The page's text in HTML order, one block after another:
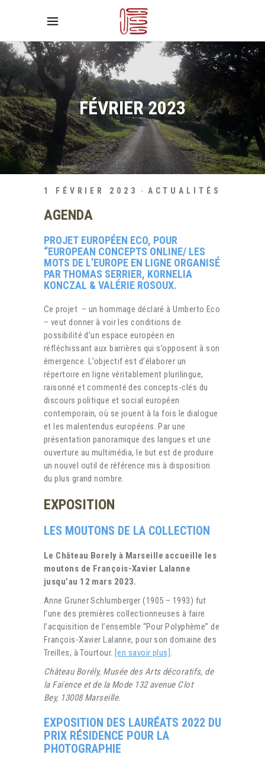
FÉVRIER 2023
1 FÉVRIER 2023 ACTUALITÉS
AGENDA
PROJET EUROPÉEN ECO, POUR
“EUROPEAN CONCEPTS ONLINE/ LES
MOTS DE L’EUROPE EN LIGNE ORGANISÉ
PAR THOMAS SERRIER, KORNELIA
KONCZAL & VALÉRIE ROSOUX.
Ce projet – un hommage déclaré à Umberto Eco
– veut donner à voir les conditions de
possibilité d’un espace européen en
réfléchissant aux barrières qui s’opposent à son
émergence. L’objectif est d’élaborer un
répertoire en ligne véritablement plurilingue,
raisonné et commenté des concepts-clés du
discours politique et social européen
contemporain, où se jouent à la fois le dialogue
et les malentendus européens. Par une
présentation panoramique des langues et une
ouverture au multimédia, le but est de produire
un nouvel outil de référence mis à disposition
du plus grand nombre.
EXPOSITION
LES MOUTONS DE LA COLLECTION
Le Château Borely à Marseille accueille les
moutons de François-Xavier Lalanne
jusqu’au 12 mars 2023.
Anne Gruner Schlumberger (1905 – 1993) fut
l’une des premières collectionneuses à faire
l’acquisition de l’ensemble “Pour Polyphème” de
François-Xavier Lalanne, pour son domaine des
Treilles, à Tourtour. [en savoir plus].
Château Borély, Musée des Arts décoratifs, de
la Faïence et de la Mode 132 avenue Clot
Bey, 13008 Marseille.
EXPOSITION DES LAURÉATS 2022 DU
PRIX RÉSIDENCE POUR LA
PHOTOGRAPHIE